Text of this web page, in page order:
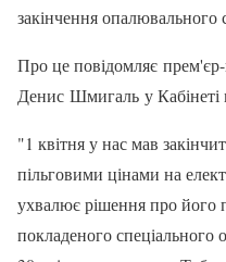
закінчення опалювального
Про це повідомляє прем'єр-
Денис Шмигаль у Кабінеті
"1 квітня у нас мав
пільговими цінами на
ухвалює рішення про його
покладеного спеціального